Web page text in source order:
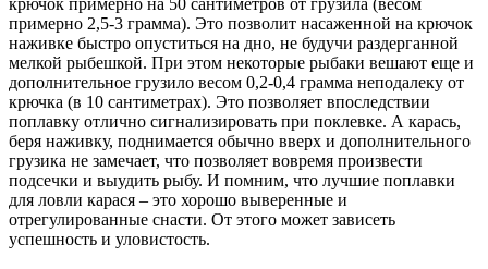
примерно 2,5-3 грамма). Это позволит насаженной на крючок
наживке быстро опуститься на дно, не будучи раздерганной
мелкой рыбешкой. При этом некоторые рыбаки вешают еще и
дополнительное грузило весом 0,2-0,4 грамма неподалеку от
крючка (в 10 сантиметрах). Это позволяет впоследствии
поплавку отлично сигнализировать при поклевке. А карась,
беря наживку, поднимается обычно вверх и дополнительного
грузика не замечает, что позволяет вовремя произвести
подсечки и выудить рыбу. И помним, что лучшие поплавки
для ловли карася – это хорошо выверенные и
отрегулированные снасти. От этого может зависеть
успешность и уловистость.